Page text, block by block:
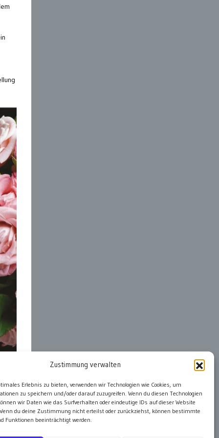
Zustimmung verwalten
Erlebnis zu bieten, verwenden wir Technologien wie Cookies, um
zu speichern und/oder darauf zuzugreifen. Wenn du diesen Technologien
wir Daten wie das Surfverhalten oder eindeutige IDs auf dieser Website
du deine Zustimmung nicht erteilst oder zurückziehst, können bestimmte
Funktionen beeinträchtigt werden.